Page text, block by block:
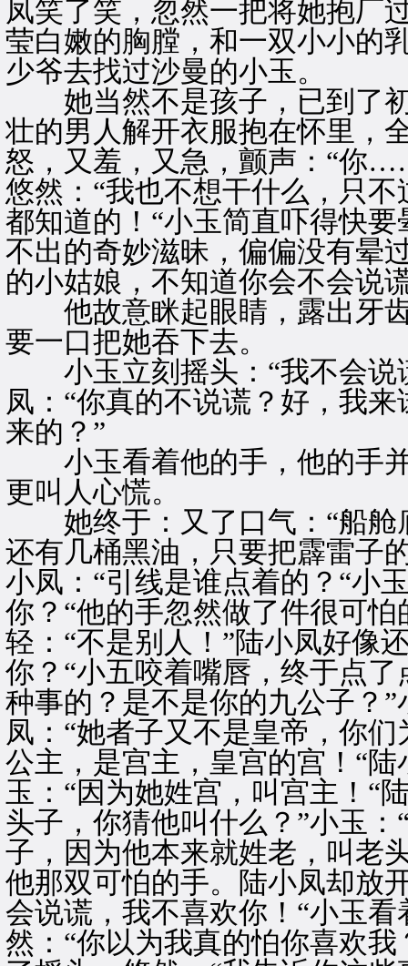
凤笑了笑，忽然一把将她抱厂
莹白嫩的胸膛，和一双小小的
少爷去找过沙曼的小玉。
她当然不是孩子，已到了
壮的男人解开衣服抱在怀里，
怒，又羞，又急，颤声：“你
悠然：“我也不想干什么，只
都知道的！“小玉简直吓得快
不出的奇妙滋昧，偏偏没有晕
的小姑娘，不知道你会不会说
他故意眯起眼睛，露出牙齿
要一口把她吞下去。
小玉立刻摇头：“我不会说
凤：“你真的不说谎？好，我
来的？”
小玉看着他的手，他的手并
更叫人心慌。
她终于：又了口气：“船舱
还有几桶黑油，只要把霹雷子
小凤：“引线是谁点着的？“小
你？“他的手忽然做了件很可
轻：“不是别人！”陆小凤好像
你？“小五咬着嘴唇，终于点
种事的？是不是你的九公子？
凤：“她者子又不是皇帝，你
公主，是宫主，皇宫的宫！“
玉：“因为她姓宫，叫宫主！“
头子，你猜他叫什么？”小玉
子，因为他本来就姓老，叫老
他那双可怕的手。陆小凤却放
会说谎，我不喜欢你！“小玉
然：“你以为我真的怕你喜欢